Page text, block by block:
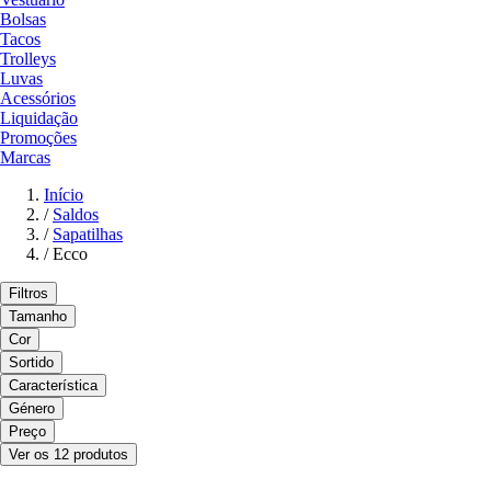
Bolsas
Tacos
Trolleys
Luvas
Acessórios
Liquidação
Promoções
Marcas
Início
/ Saldos
/ Sapatilhas
/ Ecco
Filtros
Tamanho
Cor
Sortido
Característica
Género
Preço
Ver os 12 produtos